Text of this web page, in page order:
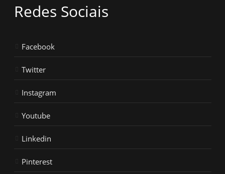
Redes Sociais
Facebook
Twitter
Instagram
Youtube
Linkedin
Pinterest